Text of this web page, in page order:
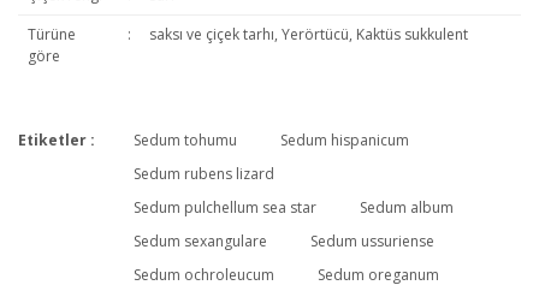
Türüne
göre
: saksı ve çiçek tarhı, Yerörtücü, Kaktüs sukkulent
Bu ürüne ilk yorumu siz yapın!
Yorum Yaz
Etiketler : Sedum tohumu
Sedum hispanicum
Sedum rubens lizard
Sedum pulchellum sea star
Sedum album
Sedum sexangulare
Sedum ussuriense
Sedum ochroleucum
Sedum oreganum